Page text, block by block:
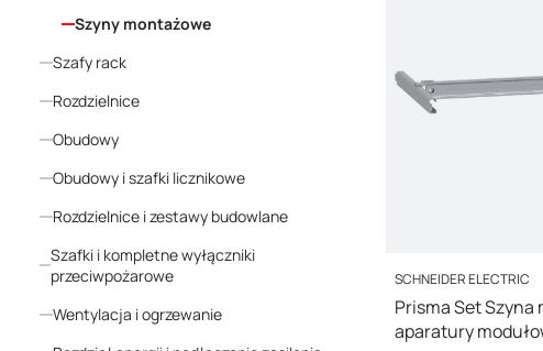
Szyny montażowe
Szafy rack
Rozdzielnice
Obudowy
Obudowy i szafki licznikowe
Rozdzielnice i zestawy budowlane
Szafki i kompletne wyłączniki
przeciwpożarowe
Wentylacja i ogrzewanie
PRODUCENT
SCHNEIDER ELECTRIC
Prisma Set Szyna
aparatury